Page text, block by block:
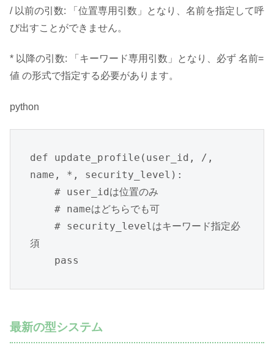
/ 以前の引数: 「位置専用引数」となり、名前を指定して呼
び出すことができません。
* 以降の引数: 「キーワード専用引数」となり、必ず 名前=
値 の形式で指定する必要があります。
python
def update_profile(user_id, /,
name, *, security_level):
須
    pass
最新の型システム